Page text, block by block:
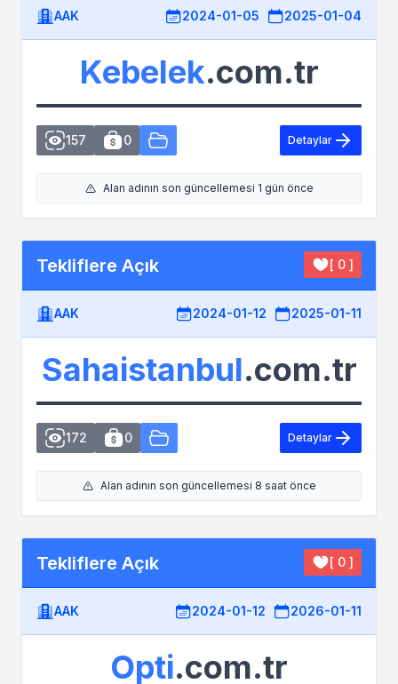
AAK 2024-01-05 2025-01-04
Kebelek.com.tr
157 0 Detaylar
Alan adının son güncellemesi 1 gün önce
Tekliflere Açık [ 0 ]
AAK 2024-01-12 2025-01-11
Sahaistanbul.com.tr
172 0 Detaylar
Alan adının son güncellemesi 8 saat önce
Tekliflere Açık [ 0 ]
AAK 2024-01-12 2026-01-11
Opti.com.tr